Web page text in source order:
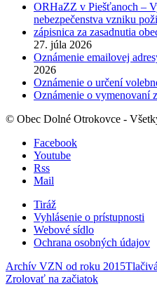
ORHaZZ v Piešťanoch –
nebezpečenstva vzniku
zápisnica za zasadnutia
27. júla 2026
Oznámenie emailovej
2026
Oznámenie o určení
Oznámenie o vymenovaní
© Obec Dolné Otrokovce -
Facebook
Youtube
Rss
Mail
Tiráž
Vyhlásenie o prístupnosti
Webové sídlo
Ochrana osobných údajov
Archív VZN od roku 2015Tlačivá
Zrolovať na začiatok